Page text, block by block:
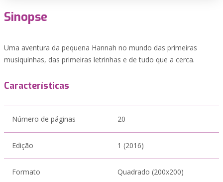
Sinopse
Uma aventura da pequena Hannah no mundo das primeiras
musiquinhas, das primeiras letrinhas e de tudo que a cerca.
Características
Número de páginas 20
Edição 1 (2016)
Formato Quadrado (200x200)